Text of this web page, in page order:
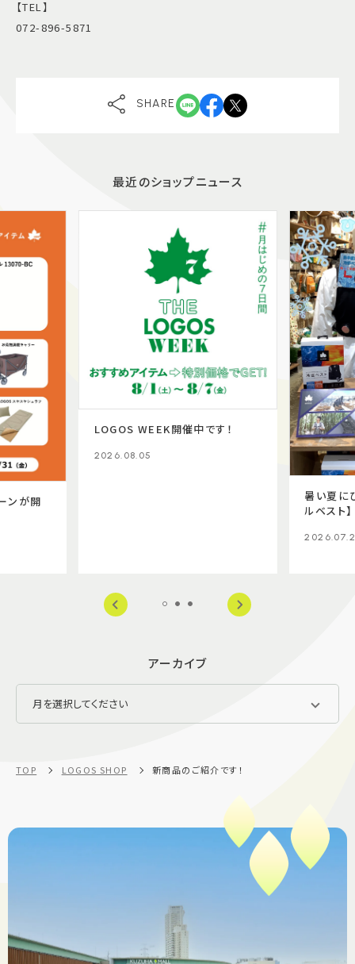
【TEL】
072-896-5871
SHARE
最近のショップニュース
ンが開
LOGOS WEEK開催中です！
2026.08.05
暑い夏に
ルベスト】
アーカイブ
TOP LOGOS SHOP 新商品のご紹介です！